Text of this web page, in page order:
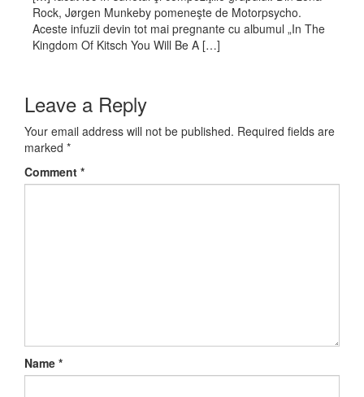
Rock, Jørgen Munkeby pomeneşte de Motorpsycho.
Aceste infuzii devin tot mai pregnante cu albumul „In The
Kingdom Of Kitsch You Will Be A […]
Leave a Reply
Your email address will not be published. Required fields are
marked *
Comment *
Name *